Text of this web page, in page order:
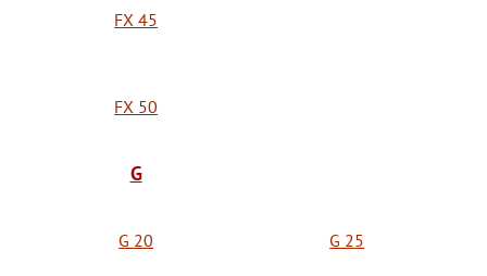
FX 45
FX 50
G
G 20 G 25